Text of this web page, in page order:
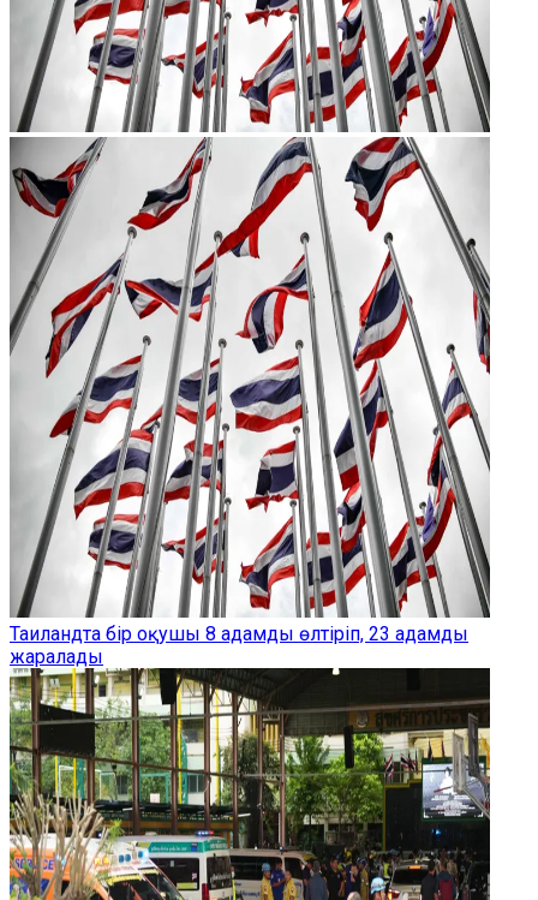
Таиландта бір оқушы 8 адамды өлтіріп, 23 адамды
жаралады